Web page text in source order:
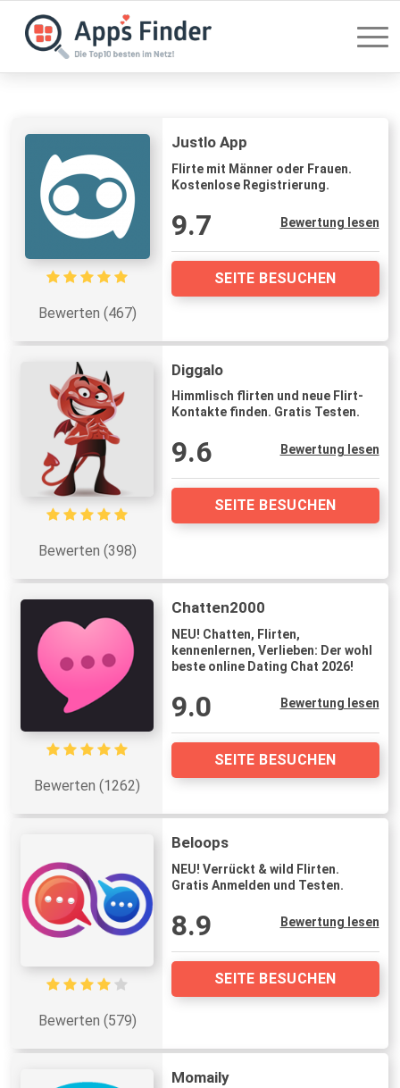
Bewerten (467)
Justlo App
Flirte mit Männer oder Frauen.
Kostenlose Registrierung.
9.7 Bewertung lesen
SEITE BESUCHEN
Bewerten (398)
Diggalo
Himmlisch flirten und neue Flirt-
Kontakte finden. Gratis Testen.
9.6 Bewertung lesen
SEITE BESUCHEN
Bewerten (1262)
Chatten2000
NEU! Chatten, Flirten,
kennenlernen, Verlieben: Der wohl
beste online Dating Chat 2026!
9.0 Bewertung lesen
SEITE BESUCHEN
Bewerten (579)
Beloops
NEU! Verrückt & wild Flirten.
Gratis Anmelden und Testen.
8.9 Bewertung lesen
SEITE BESUCHEN
Momaily